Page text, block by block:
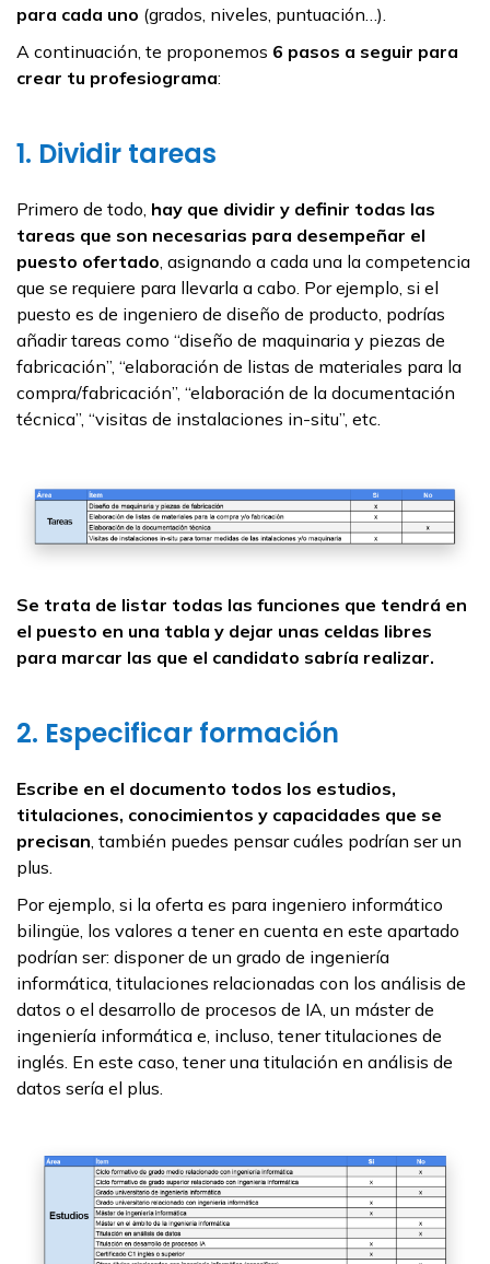
para cada uno (grados, niveles, puntuación…).
A continuación, te proponemos 6 pasos a seguir para
crear tu profesiograma:
1. Dividir tareas
Primero de todo, hay que dividir y definir todas las
tareas que son necesarias para desempeñar el
puesto ofertado , asignando a cada una la competencia
que se requiere para llevarla a cabo. Por ejemplo, si el
puesto es de ingeniero de diseño de producto, podrías
añadir tareas como “diseño de maquinaria y piezas de
fabricación”, “elaboración de listas de materiales para la
compra/fabricación”, “elaboración de la documentación
técnica”, “visitas de instalaciones in-situ”, etc.
Se trata de listar todas las funciones que tendrá en
el puesto en una tabla y dejar unas celdas libres
para marcar las que el candidato sabría realizar.
2. Especificar formación
Escribe en el documento todos los estudios,
titulaciones, conocimientos y capacidades que se
precisan, también puedes pensar cuáles podrían ser un
plus.
Por ejemplo, si la oferta es para ingeniero informático
bilingüe, los valores a tener en cuenta en este apartado
podrían ser: disponer de un grado de ingeniería
informática, titulaciones relacionadas con los análisis de
datos o el desarrollo de procesos de IA, un máster de
ingeniería informática e, incluso, tener titulaciones de
inglés. En este caso, tener una titulación en análisis de
datos sería el plus.